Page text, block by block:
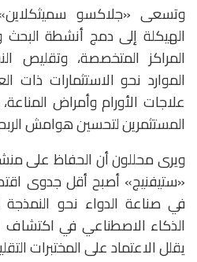
وتسعى «جلاكسو
الهيكلة إلى دمج أنشطة
المراكز المتخصصة، وتقليص
الموارد نحو الاستثمارات ذات
علاجات الأورام وأمراض
المستثمرين لتحسين هوامش
ويرى محللون أن الحفاظ على
«ستيفنيج» أصبح أقل جدوى
في صناعة الدواء نحو النمذجة
الذكاء الاصطناعي في اكتشاف
يقلل الاعتماد على المختبرات